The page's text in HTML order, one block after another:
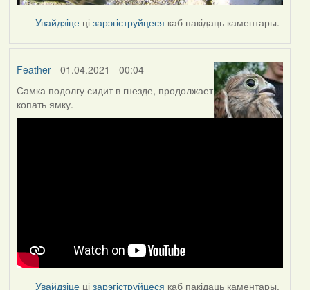
Увайдзіце цізарэгіструйцеся каб пакідаць каментары.
Feather- 01.04.2021 - 00:04
Самка подолгу сидит в гнезде, продолжает
копать ямку.
Увайдзіце цізарэгіструйцеся каб пакідаць каментары.